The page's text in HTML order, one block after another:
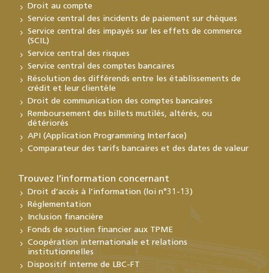
Droit au compte
Service central des incidents de paiement sur chèques
Service central des impayés sur les effets de commerce
(SCIL)
Service central des risques
Service central des comptes bancaires
Résolution des différends entre les établissements de
crédit et leur clientèle
Droit de communication des comptes bancaires
Remboursement des billets mutilés, altérés, ou
détériorés
API (Application Programming Interface)
Comparateur des tarifs bancaires et des dates de valeur
Trouvez l’information concernant
Droit d’accès à l’information (loi n°31-13)
Réglementation
Inclusion financière
Fonds de soutien financier aux TPME
Coopération internationale et relations
institutionnelles
Dispositif interne de LBC-FT